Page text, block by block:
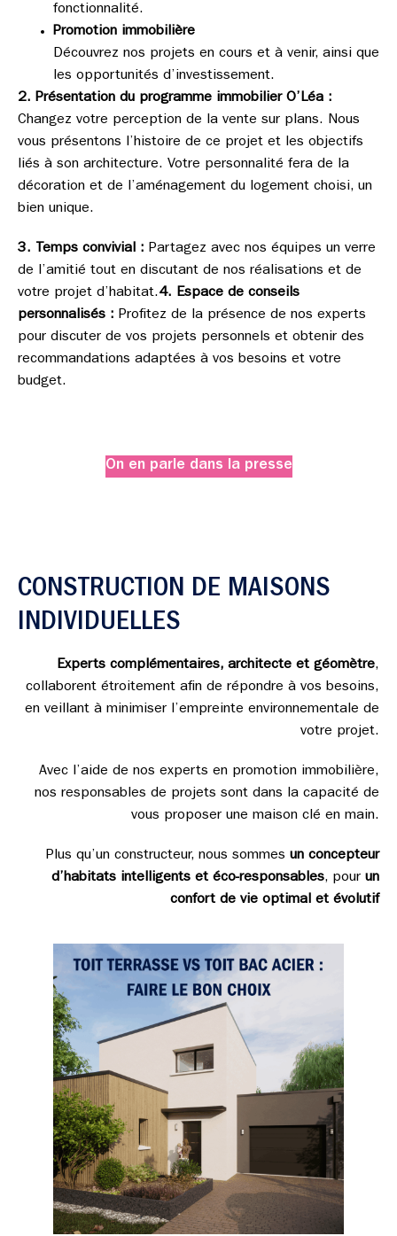
fonctionnalité.
Promotion immobilière
Découvrez nos projets en cours et à venir, ainsi que
les opportunités d’investissement.
2. Présentation du programme immobilier O’Léa :
Changez votre perception de la vente sur plans. Nous
vous présentons l’histoire de ce projet et les objectifs
liés à son architecture. Votre personnalité fera de la
décoration et de l’aménagement du logement choisi, un
bien unique.
3. Temps convivial : Partagez avec nos équipes un verre
de l’amitié tout en discutant de nos réalisations et de
votre projet d’habitat.4. Espace de conseils
personnalisés : Profitez de la présence de nos experts
pour discuter de vos projets personnels et obtenir des
recommandations adaptées à vos besoins et votre
budget.
On en parle dans la presse
CONSTRUCTION DE MAISONS
INDIVIDUELLES
Experts complémentaires, architecte et géomètre,
collaborent étroitement afin de répondre à vos besoins,
en veillant à minimiser l’empreinte environnementale de
votre projet.
Avec l’aide de nos experts en promotion immobilière,
nos responsables de projets sont dans la capacité de
vous proposer une maison clé en main.
Plus qu’un constructeur, nous sommes un concepteur
d’habitats intelligents et éco-responsables, pour un
confort de vie optimal et évolutif